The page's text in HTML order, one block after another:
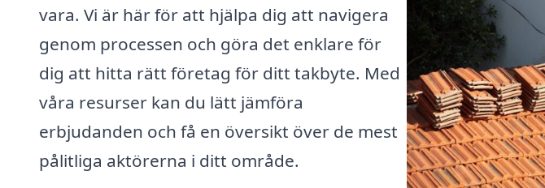
vara. Vi är här för att hjälpa dig att navigera
genom processen och göra det enklare för
dig att hitta rätt företag för ditt takbyte. Med
våra resurser kan du lätt jämföra
erbjudanden och få en översikt över de mest
pålitliga aktörerna i ditt område.